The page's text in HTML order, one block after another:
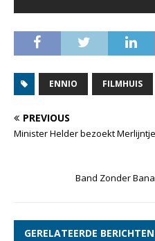
ENNIO FILMHUIS
PREVIOUS
Minister Helder bezoekt
Band Zonder
GERELATEERDE BERICHTEN